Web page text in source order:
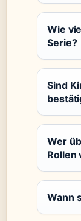
Wie
Serie?
Sind
Wer
Rollen
Wann